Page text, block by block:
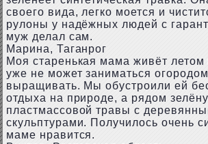
своего вида, легко моется и
рулоны у надёжных людей с
муж делал сам.
Марина, Таганрог
Моя старенькая мама живёт летом
уже не может заниматься
выращивать. Мы обустроили ей
отдыха на природе, а рядом
пластмассовой травы с
скульптурами. Получилось очень
маме нравится.